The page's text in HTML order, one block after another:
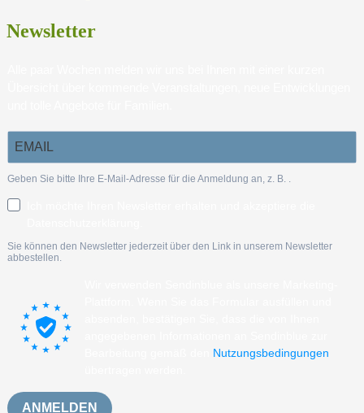
Newsletter
Geben Sie bitte Ihre E-Mail-Adresse für die Anmeldung an, z. B. .
Sie können den Newsletter jederzeit über den Link in unserem Newsletter
abbestellen.
Nutzungsbedingungen
ANMELDEN